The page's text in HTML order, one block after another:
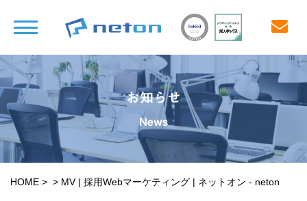
お知らせ
News
HOME > > MV | 採用Webマーケティング | ネットオン - neton